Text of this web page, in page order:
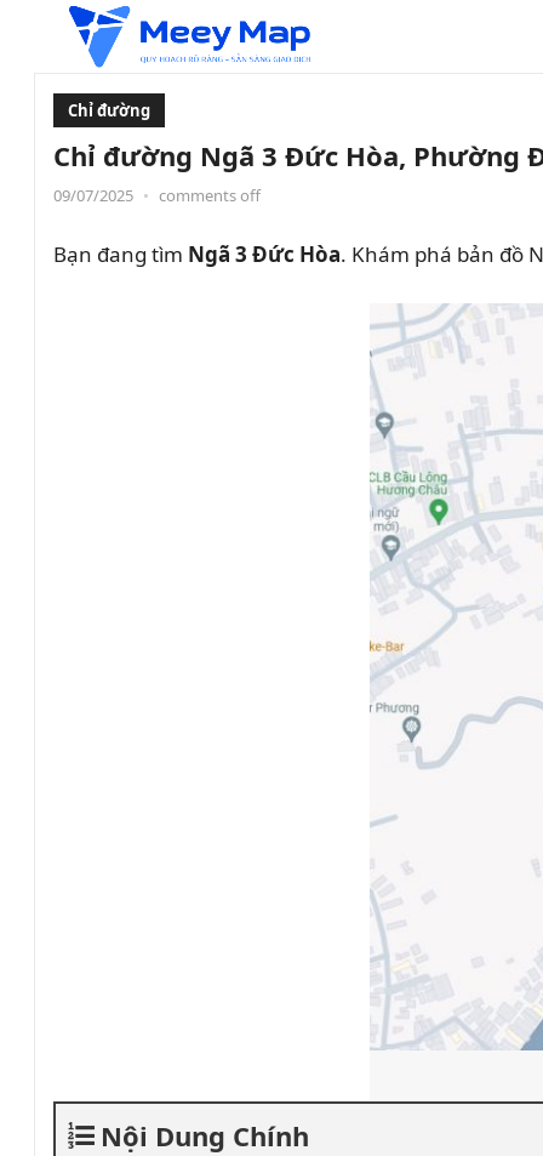
Chỉ đường
Chỉ đường Ngã 3 Đức Hòa, Phường
09/07/2025 • comments off
Bạn đang tìm Ngã 3 Đức Hòa. Khám phá bản đồ
Nội Dung Chính